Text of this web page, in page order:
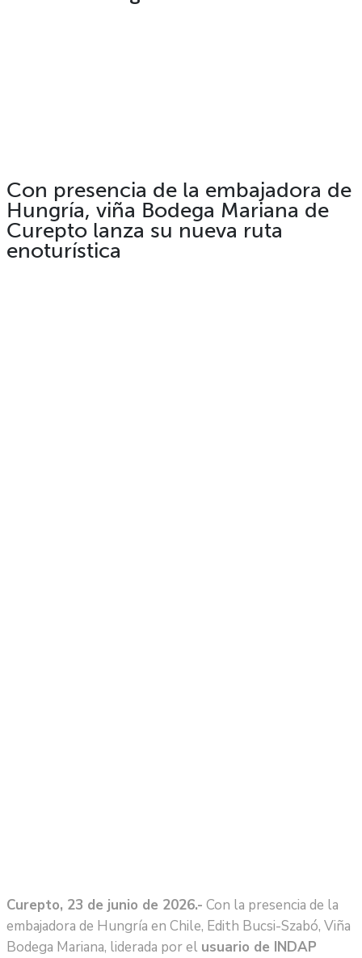
Con presencia de la embajadora de
Hungría, viña Bodega Mariana de
Curepto lanza su nueva ruta
enoturística
Curepto, 23 de junio de 2026.- Con la presencia de la
embajadora de Hungría en Chile, Edith Bucsi-Szabó, Viña
Bodega Mariana, liderada por el usuario de INDAP